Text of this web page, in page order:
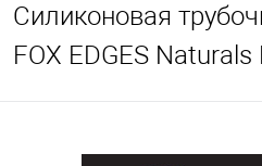
Силиконовая
FOX EDGES